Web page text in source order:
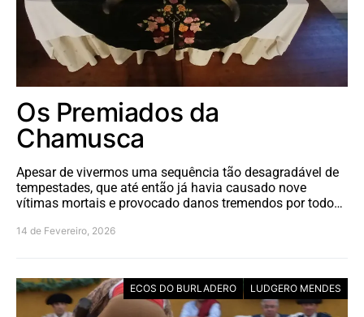
Os Premiados da
Chamusca
Apesar de vivermos uma sequência tão desagradável de
tempestades, que até então já havia causado nove
vítimas mortais e provocado danos tremendos por todo…
14 de Fevereiro, 2026
ECOS DO BURLADERO LUDGERO MENDES